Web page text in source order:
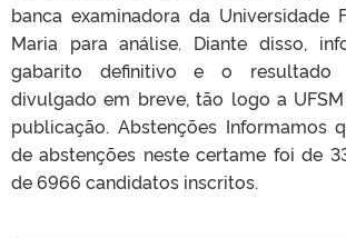
banca examinadora da Universidade
Maria para análise. Diante disso,
gabarito definitivo e o resultado
divulgado em breve, tão logo a
publicação. Abstenções Informamos
de abstenções neste certame foi de
de 6966 candidatos inscritos.